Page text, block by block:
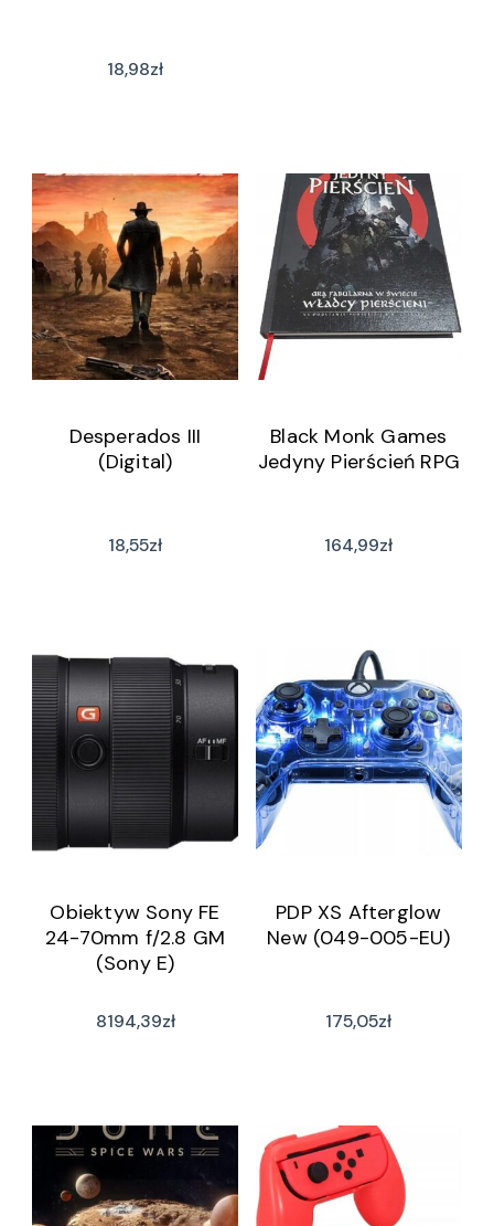
18,98zł
Desperados III
(Digital)
18,55zł
Black Monk Games
Jedyny Pierścień RPG
164,99zł
Obiektyw Sony FE
24-70mm f/2.8 GM
(Sony E)
8194,39zł
PDP XS Afterglow
New (049-005-EU)
175,05zł